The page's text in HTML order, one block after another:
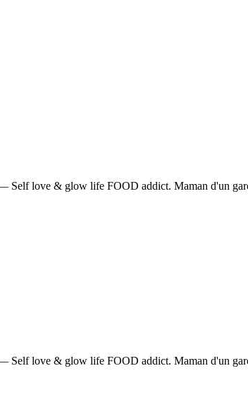
love & glow life FOOD addict. Maman d'un
love & glow life FOOD addict. Maman d'un